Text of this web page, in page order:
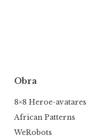
Obra
8×8 Heroe-avatares
African Patterns
WeRobots